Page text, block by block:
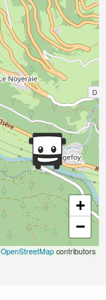
+
−
OpenStreetMap contributors